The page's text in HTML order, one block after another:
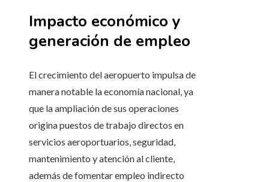
Impacto económico y
generación de empleo
El crecimiento del aeropuerto impulsa de
manera notable la economía nacional, ya
que la ampliación de sus operaciones
origina puestos de trabajo directos en
servicios aeroportuarios, seguridad,
mantenimiento y atención al cliente,
además de fomentar empleo indirecto